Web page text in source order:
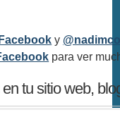
y
para ver
tu sitio web,